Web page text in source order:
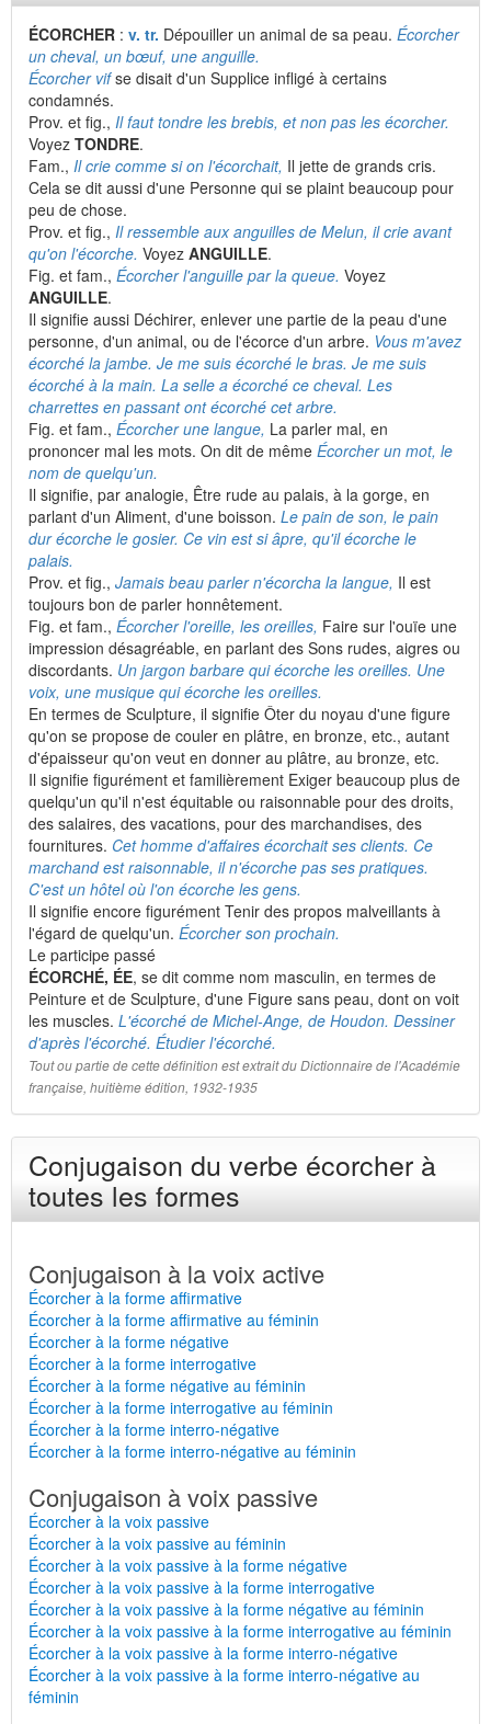
ÉCORCHER : v. tr. Dépouiller un animal de sa peau. Écorcher
un cheval, un bœuf, une anguille.
Écorcher vifse disait d'un Supplice infligé à certains
condamnés.
Prov. et fig., Il faut tondre les brebis, et non pas les écorcher.
Voyez TONDRE.
Fam., Il crie comme si on l'écorchait, Il jette de grands cris.
Cela se dit aussi d'une Personne qui se plaint beaucoup pour
peu de chose.
Prov. et fig., Il ressemble aux anguilles de Melun, il crie avant
qu'on l'écorche. Voyez ANGUILLE.
Fig. et fam., Écorcher l'anguille par la queue. Voyez
ANGUILLE.
Il signifie aussi Déchirer, enlever une partie de la peau d'une
personne, d'un animal, ou de l'écorce d'un arbre. Vous m'avez
écorché la jambe. Je me suis écorché le bras. Je me suis
écorché à la main. La selle a écorché ce cheval. Les
charrettes en passant ont écorché cet arbre.
Fig. et fam., Écorcher une langue, La parler mal, en
prononcer mal les mots. On dit de même Écorcher un mot, le
nom de quelqu'un.
Il signifie, par analogie, Être rude au palais, à la gorge, en
parlant d'un Aliment, d'une boisson. Le pain de son, le pain
dur écorche le gosier. Ce vin est si âpre, qu'il écorche le
palais.
Prov. et fig., Jamais beau parler n'écorcha la langue, Il est
toujours bon de parler honnêtement.
Fig. et fam., Écorcher l'oreille, les oreilles, Faire sur l'ouïe une
impression désagréable, en parlant des Sons rudes, aigres ou
discordants. Un jargon barbare qui écorche les oreilles. Une
voix, une musique qui écorche les oreilles.
En termes de Sculpture, il signifie Ôter du noyau d'une figure
qu'on se propose de couler en plâtre, en bronze, etc., autant
d'épaisseur qu'on veut en donner au plâtre, au bronze, etc.
Il signifie figurément et familièrement Exiger beaucoup plus de
quelqu'un qu'il n'est équitable ou raisonnable pour des droits,
des salaires, des vacations, pour des marchandises, des
fournitures. Cet homme d'affaires écorchait ses clients. Ce
marchand est raisonnable, il n'écorche pas ses pratiques.
C'est un hôtel où l'on écorche les gens.
Il signifie encore figurément Tenir des propos malveillants à
l'égard de quelqu'un. Écorcher son prochain.
Le participe passé
ÉCORCHÉ, ÉE, se dit comme nom masculin, en termes de
Peinture et de Sculpture, d'une Figure sans peau, dont on voit
les muscles. L'écorché de Michel-Ange, de Houdon. Dessiner
d'après l'écorché. Étudier l'écorché.
Tout ou partie de cette définition est extrait du Dictionnaire de l'Académie
française, huitième édition, 1932-1935
Conjugaison du verbe écorcher à
toutes les formes
Conjugaison à la voix active
Écorcher à la forme affirmative
Écorcher à la forme affirmative au féminin
Écorcher à la forme négative
Écorcher à la forme interrogative
Écorcher à la forme négative au féminin
Écorcher à la forme interrogative au féminin
Écorcher à la forme interro-négative
Écorcher à la forme interro-négative au féminin
Conjugaison à voix passive
Écorcher à la voix passive
Écorcher à la voix passive au féminin
Écorcher à la voix passive à la forme négative
Écorcher à la voix passive à la forme interrogative
Écorcher à la voix passive à la forme négative au féminin
Écorcher à la voix passive à la forme interrogative au féminin
Écorcher à la voix passive à la forme interro-négative
Écorcher à la voix passive à la forme interro-négative au
féminin